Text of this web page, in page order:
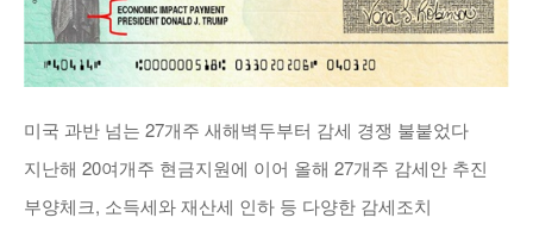
김원동칼럼
독자광장
인근여행지
놀이공원
낚시/비치
인터뷰/탐방
미국 과반 넘는 27개주 새해벽두부터 감세 경쟁 불붙었다
지난해 20여개주 현금지원에 이어 올해 27개주 감세안 추진
부양체크, 소득세와 재산세 인하 등 다양한 감세조치